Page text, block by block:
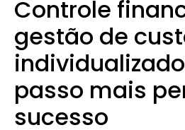
Controle
gestão de
passo mais
sucesso